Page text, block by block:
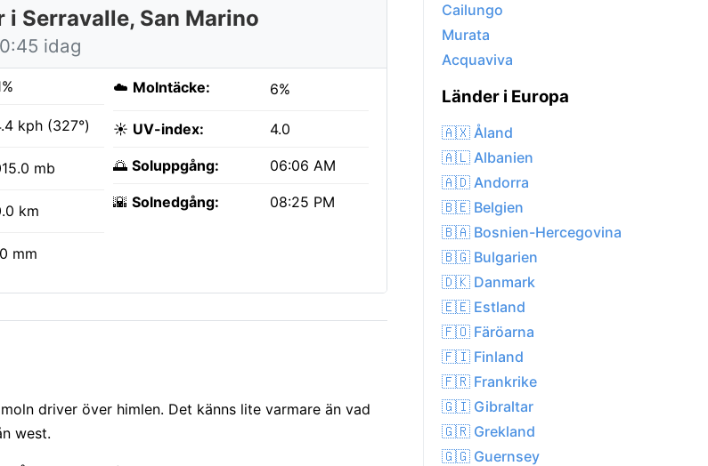
Serravalle, San Marino
idag
kph (327°)
mb
km
mm
☁️ Molntäcke: 6%
☀️ UV-index: 4.0
🌅 Soluppgång: 06:06 AM
🌇 Solnedgång: 08:25 PM
driver över himlen. Det känns lite varmare än vad
west.
Cailungo
Murata
Acquaviva
Länder i Europa
🇦🇽 Åland
🇦🇱 Albanien
🇦🇩 Andorra
🇧🇪 Belgien
🇧🇦 Bosnien-Hercegovina
🇧🇬 Bulgarien
🇩🇰 Danmark
🇪🇪 Estland
🇫🇴 Färöarna
🇫🇮 Finland
🇫🇷 Frankrike
🇬🇮 Gibraltar
🇬🇷 Grekland
🇬🇬 Guernsey